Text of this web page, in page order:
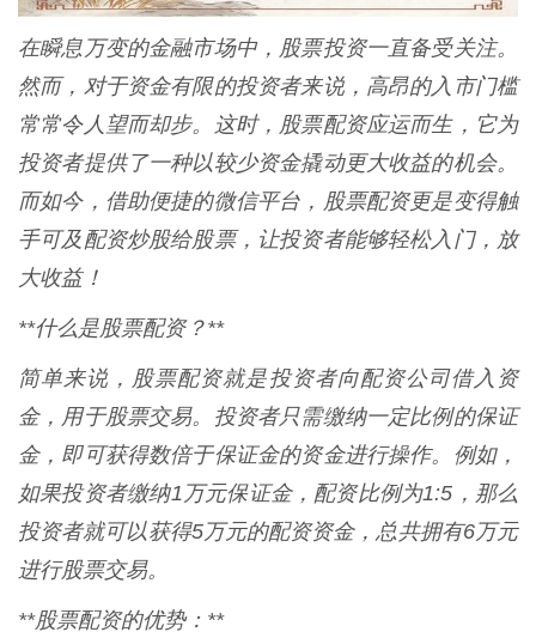
在瞬息万变的金融市场中，股票投资一直备受关注。
然而，对于资金有限的投资者来说，高昂的入市门槛
常常令人望而却步。这时，股票配资应运而生，它为
投资者提供了一种以较少资金撬动更大收益的机会。
而如今，借助便捷的微信平台，股票配资更是变得触
手可及配资炒股给股票，让投资者能够轻松入门，放
大收益！
**什么是股票配资？**
简单来说，股票配资就是投资者向配资公司借入资
金，用于股票交易。投资者只需缴纳一定比例的保证
金，即可获得数倍于保证金的资金进行操作。例如，
如果投资者缴纳1万元保证金，配资比例为1:5，那么
投资者就可以获得5万元的配资资金，总共拥有6万元
进行股票交易。
**股票配资的优势：**